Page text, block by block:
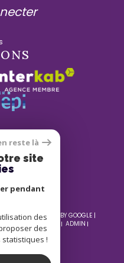
POWERED BY GOOGLE |
MENTIONS LÉGALES
ADMIN
RGPD COOKIES
reste là
site
pendant
des
des
!